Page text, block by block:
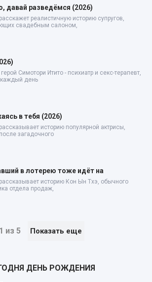
давай разведёмся (2026)
реалистичную историю супругов,
свадебным салоном,
Симотори Итито - психиатр и секс-терапевт,
каждый день
в тебя (2026)
историю популярной актрисы,
загадочного
в лотерею тоже идёт на
историю Кон Ын Тхэ, обычного
отдела продаж,
1 из 5 Показать еще
ДЕНЬ РОЖДЕНИЯ